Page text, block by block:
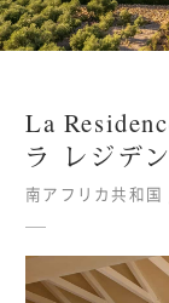
La
ラ レジデ
南アフリカ共和